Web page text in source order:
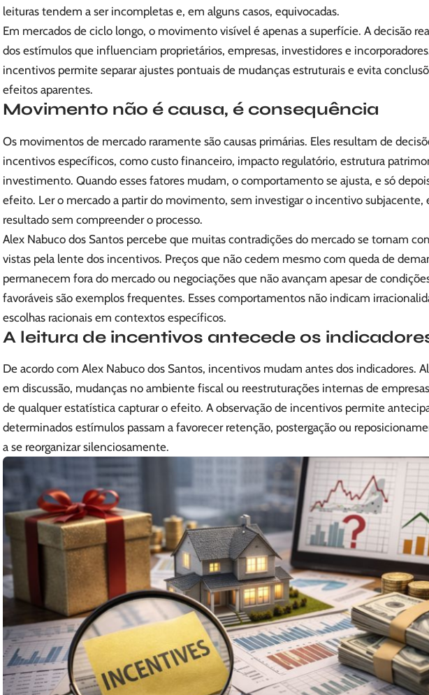
leituras tendem a ser incompletas e, em alguns casos, equivocadas.
Em mercados de ciclo longo, o movimento visível é apenas a superfície. A decisão
dos estímulos que influenciam proprietários, empresas, investidores e
incentivos permite separar ajustes pontuais de mudanças estruturais e evita
efeitos aparentes.
Movimento não é causa, é consequência
Os movimentos de mercado raramente são causas primárias. Eles resultam de
incentivos específicos, como custo financeiro, impacto regulatório, estrutura
investimento. Quando esses fatores mudam, o comportamento se ajusta, e só
efeito. Ler o mercado a partir do movimento, sem investigar o incentivo subjacente,
resultado sem compreender o processo.
Alex Nabuco dos Santos percebe que muitas contradições do mercado se tornam
vistas pela lente dos incentivos. Preços que não cedem mesmo com queda de
permanecem fora do mercado ou negociações que não avançam apesar de
favoráveis são exemplos frequentes. Esses comportamentos não indicam
escolhas racionais em contextos específicos.
A leitura de incentivos antecede os
De acordo com Alex Nabuco dos Santos, incentivos mudam antes dos indicadores.
em discussão, mudanças no ambiente fiscal ou reestruturações internas de
de qualquer estatística capturar o efeito. A observação de incentivos permite
determinados estímulos passam a favorecer retenção, postergação ou
a se reorganizar silenciosamente.